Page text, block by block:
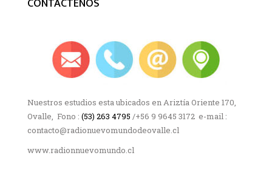
CONTÁCTENOS
Nuestros estudios esta ubicados en Ariztía Oriente 170,
Ovalle, Fono : (53) 263 4795 /+56 9 9645 3172 e-mail :
contacto@radionuevomundodeovalle.cl
www.radionnuevomundo.cl